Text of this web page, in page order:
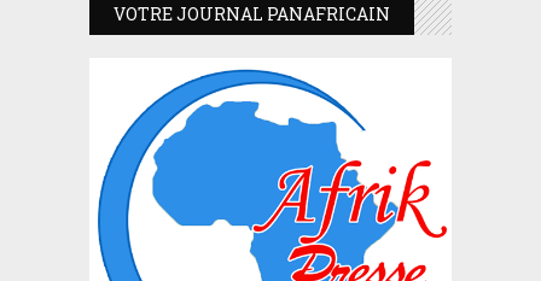
VOTRE JOURNAL PANAFRICAIN